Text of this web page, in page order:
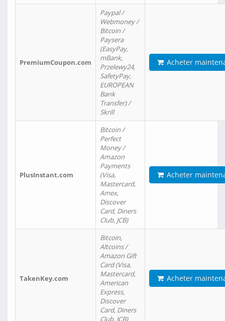
PremiumCoupon.com
Paypal /
Webmoney /
Bitcoin /
Paysera
(EasyPay,
mBank,
Przelewy24,
SafetyPay,
EUROPEAN
Bank
Transfer) /
Skrill
Acheter
PlusInstant.com
Bitcoin /
Perfect
Money /
Amazon
Payments
(Visa,
Mastercard,
Amex,
Discover
Card, Diners
Club, JCB)
Acheter
TakenKey.com
Bitcoin,
Altcoins /
Amazon Gift
Card (Visa,
Mastercard,
American
Express,
Discover
Card, Diners
Club, JCB)
Acheter